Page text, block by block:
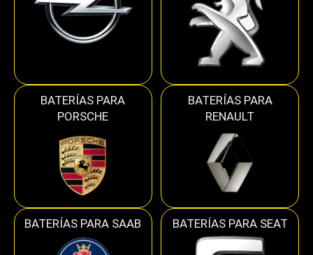
BATERÍAS PARA
PORSCHE
BATERÍAS PARA
RENAULT
BATERÍAS PARA SAAB BATERÍAS PARA SEAT